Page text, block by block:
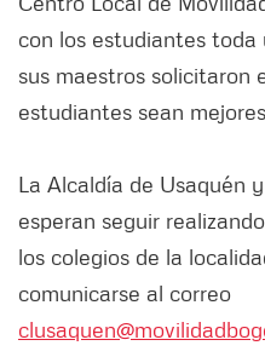
con los estudiantes toda
sus maestros solicitaron
estudiantes sean
La Alcaldía de Usaquén
esperan seguir
los colegios de la
comunicarse al correo